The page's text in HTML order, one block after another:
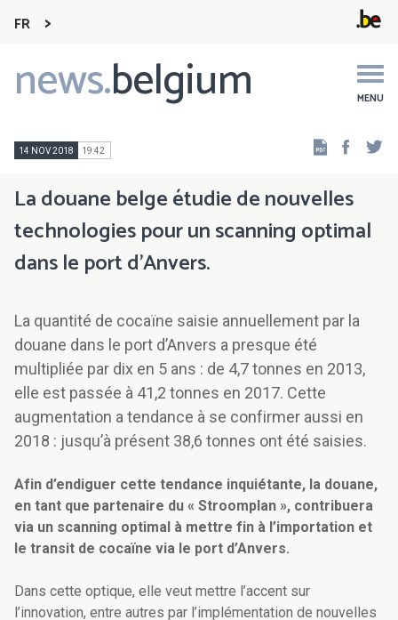
FR
news.belgium MENU
Main
navigation
14 NOV 2018 19:42
La douane belge étudie de nouvelles
technologies pour un scanning optimal
dans le port d'Anvers.
La quantité de cocaïne saisie annuellement par la
douane dans le port d’Anvers a presque été
multipliée par dix en 5 ans : de 4,7 tonnes en 2013,
elle est passée à 41,2 tonnes en 2017. Cette
augmentation a tendance à se confirmer aussi en
2018 : jusqu’à présent 38,6 tonnes ont été saisies.
Afin d’endiguer cette tendance inquiétante, la douane,
en tant que partenaire du « Stroomplan », contribuera
via un scanning optimal à mettre fin à l’importation et
le transit de cocaïne via le port d’Anvers.
Dans cette optique, elle veut mettre l’accent sur
l’innovation, entre autres par l’implémentation de nouvelles